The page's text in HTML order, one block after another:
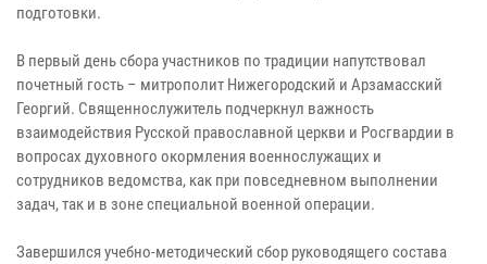
подготовки.
В первый день сбора участников по традиции напутствовал
почетный гость – митрополит Нижегородский и Арзамасский
Георгий. Священнослужитель подчеркнул важность
взаимодействия Русской православной церкви и Росгвардии в
вопросах духовного окормления военнослужащих и
сотрудников ведомства, как при повседневном выполнении
задач, так и в зоне специальной военной операции.
Завершился учебно-методический сбор руководящего состава